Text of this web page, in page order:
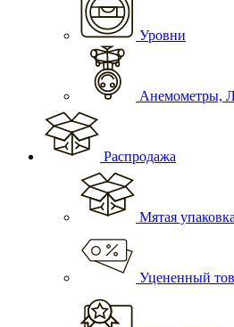
Уровни
Анемометры,
Распродажа
Мятая упаковка
Уцененный